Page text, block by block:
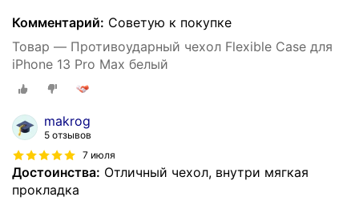
Комментарий: Советую к покупке
Товар — Противоударный чехол Flexible Case для
iPhone 13 Pro Max белый
makrog
5 отзывов
7 июля
Достоинства: Отличный чехол, внутри мягкая
прокладка